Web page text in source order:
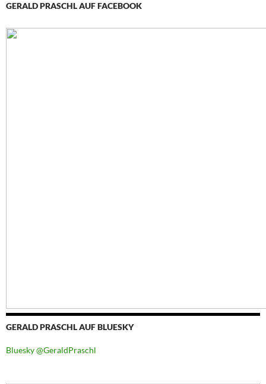
GERALD PRASCHL AUF FACEBOOK
GERALD PRASCHL AUF BLUESKY
Bluesky @GeraldPraschl